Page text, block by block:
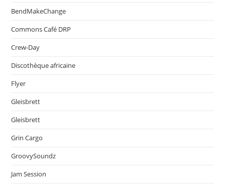
BendMakeChange
Commons Café DRP
Crew-Day
Discothèque africaine
Flyer
Gleisbrett
Gleisbrett
Grin Cargo
GroovySoundz
Jam Session